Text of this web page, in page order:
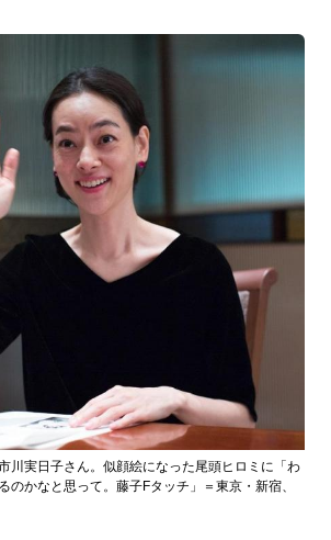
川実日子さん。似顔絵になった尾頭ヒロミに「わ
のかなと思って。藤子Fタッチ」＝東京・新宿、